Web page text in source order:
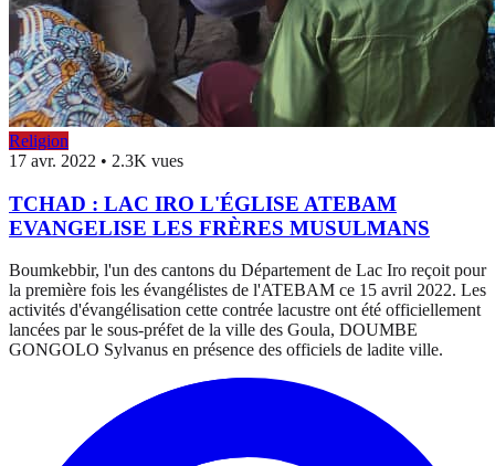
Religion
17 avr. 2022 • 2.3K vues
TCHAD : LAC IRO L'ÉGLISE ATEBAM
EVANGELISE LES FRÈRES MUSULMANS
Boumkebbir, l'un des cantons du Département de Lac Iro reçoit pour
la première fois les évangélistes de l'ATEBAM ce 15 avril 2022. Les
activités d'évangélisation cette contrée lacustre ont été officiellement
lancées par le sous-préfet de la ville des Goula, DOUMBE
GONGOLO Sylvanus en présence des officiels de ladite ville.